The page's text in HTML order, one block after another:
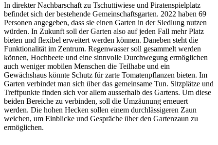
In direkter Nachbarschaft zu Tschuttiwiese und Piratenspielplatz
befindet sich der bestehende Gemeinschaftsgarten. 2022 haben 69
Personen angegeben, dass sie einen Garten in der Siedlung nutzen
würden. In Zukunft soll der Garten also auf jeden Fall mehr Platz
bieten und flexibel erweitert werden können. Daneben steht die
Funktionalität im Zentrum. Regenwasser soll gesammelt werden
können, Hochbeete und eine sinnvolle Durchwegung ermöglichen
auch weniger mobilen Menschen die Teilhabe und ein
Gewächshaus könnte Schutz für zarte Tomatenpflanzen bieten. Im
Garten verbindet man sich über das gemeinsame Tun. Sitzplätze und
Treffpunkte finden sich vor allem ausserhalb des Gartens. Um diese
beiden Bereiche zu verbinden, soll die Umzäunung erneuert
werden. Die hohen Hecken sollen einem durchlässigeren Zaun
weichen, um Einblicke und Gespräche über den Gartenzaun zu
ermöglichen.